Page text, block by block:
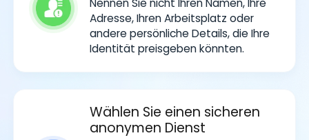
Nennen Sie nicht Ihren Namen, Ihre
Adresse, Ihren Arbeitsplatz oder
andere persönliche Details, die Ihre
Identität preisgeben könnten.
Wählen Sie einen sicheren
anonymen Dienst